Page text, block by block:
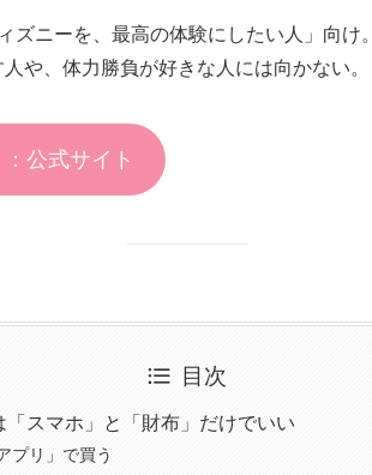
ニーを、最高の体験にしたい人」向け。
や、体力勝負が好きな人には向かない。
公式サイト
目次
スマホ」と「財布」だけでいい
プリ」で買う